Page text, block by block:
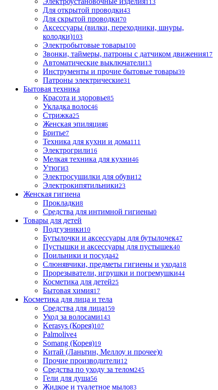
113
Для открытой проводки43
Для скрытой проводки70
Аксессуары (вилки, переходники, шнуры,
колодки)103
Электробытовые товары100
Звонки, таймеры, патроны с датчиком движения17
Автоматические выключатели13
Инструменты и прочие бытовые товары39
Патроны электрические31
Бытовая техника
Красота и здоровье85
Укладка волос46
Стрижка25
Женская эпиляция6
Бритье7
Техника для кухни и дома111
Электрогрили16
Мелкая техника для кухни46
Утюги3
Электросушилки для обуви12
Электрокипятильники23
Женская гигиена
Прокладки8
Средства для интимной гигиены0
Товары для детей
Подгузники10
Бутылочки и аксессуары для бутылочек47
Пустышки и аксессуары для пустышек40
Поильники и посуда42
Слюнявчики, предметы гигиены и ухода18
Прорезыватели, игрушки и погремушки44
Косметика для детей25
Бытовая химия17
Косметика для лица и тела
Cредства для лица159
Уход за волосами143
Kerasys (Корея)107
Palmolive4
Somang (Корея)19
Китай (Ланьтин, Меллоу и прочее)0
Прочие производители12
Средства по уходу за телом245
Гели для душа56
Жидкое и туалетное мыло83